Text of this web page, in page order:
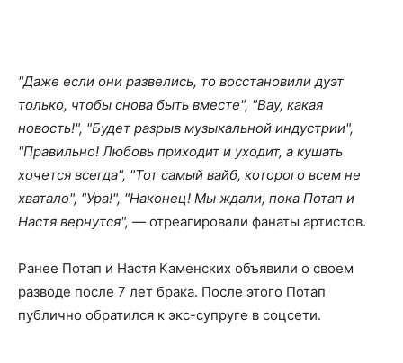
"Даже если они развелись, то восстановили дуэт
только, чтобы снова быть вместе", "Вау, какая
новость!", "Будет разрыв музыкальной индустрии",
"Правильно! Любовь приходит и уходит, а кушать
хочется всегда", "Тот самый вайб, которого всем не
хватало", "Ура!", "Наконец! Мы ждали, пока Потап и
Настя вернутся", — отреагировали фанаты артистов.
Ранее Потап и Настя Каменских объявили о своем
разводе после 7 лет брака. После этого Потап
публично обратился к экс-супруге в соцсети.